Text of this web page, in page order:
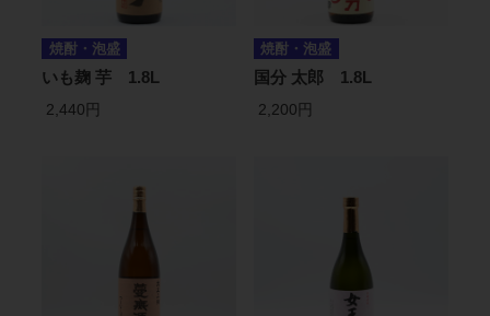
焼酎・泡盛
いも麹 芋 1.8L
2,440円
焼酎・泡盛
国分 太郎 1.8L
2,200円